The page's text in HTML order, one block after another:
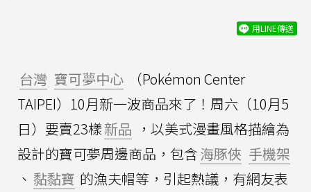
用LINE傳送
台灣 寶可夢中心
（Pokémon Center
TAIPEI）10月新一波商品來了！周六（10月5
日）要賣23樣新品 ，以美式漫畫風格描繪為
設計的寶可夢周邊商品，包含海豚俠 手機架
、 黏黏寶 的漁夫帽等，引起熱議，有網友表